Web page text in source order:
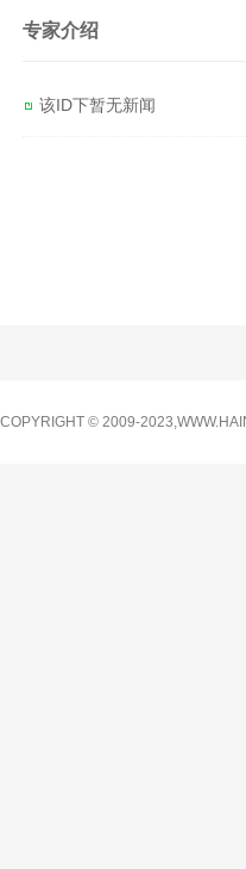
专家介绍
该ID下暂无新闻
COPYRIGHT © 2009-